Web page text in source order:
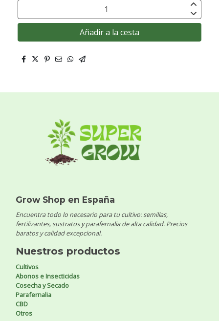
Añadir a la cesta
Grow Shop en España
Encuentra todo lo necesario para tu cultivo: semillas,
fertilizantes, sustratos y parafernalia de alta calidad. Precios
baratos y calidad excepcional.
Nuestros productos
Cultivos
Abonos e Insecticidas
Cosecha y Secado
Parafernalia
CBD
Otros